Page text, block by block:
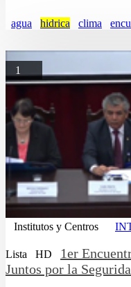
agua hidrica clima
1
Institutos y Centros
Lista HD
1er
Juntos por la